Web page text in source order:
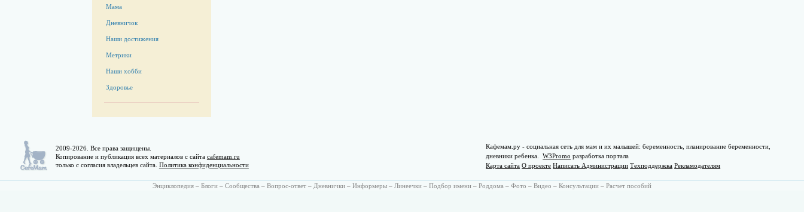
Мама
Дневничок
Наши достижения
Метрики
Наши хобби
Здоровье
2009-2026. Все права защищены.
Копирование и публикация всех материалов с сайта cafemam.ru
только с согласия владельцев сайта. Политика конфиденциальности
Кафемам.ру - социальная сеть для мам и их малышей: беременность, планирование беременности,
дневники ребенка.W3Promo разработка портала
Карта сайта О проекте Написать Администрации Техподдержка Рекламодателям
Энциклопедия – Блоги – Сообщества – Вопрос-ответ – Дневнички – Информеры – Линеечки – Подбор имени – Роддома – Фото – Видео – Консультации – Расчет пособий